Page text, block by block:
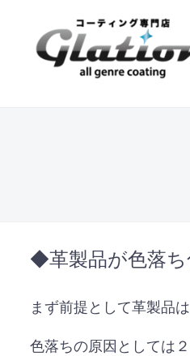
◆革製品が色落
まず前提として革製品
色落ちの原因としては